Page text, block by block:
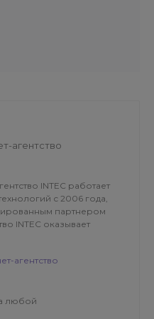
агентство
INTEC работает
с 2006 года,
партнером
INTEC оказывает
агентство
любой